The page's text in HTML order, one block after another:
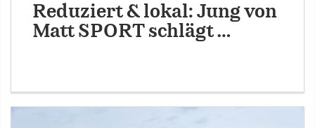
Reduziert & lokal: Jung von
Matt SPORT schlägt …